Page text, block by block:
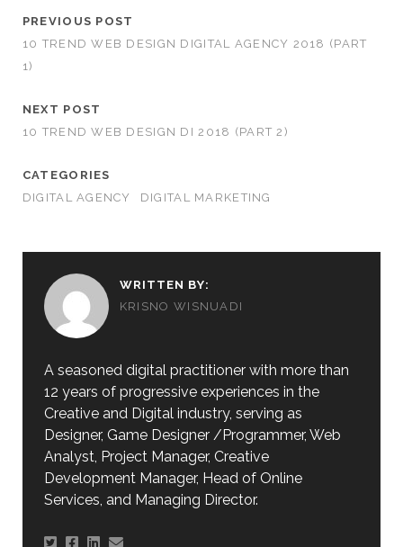
PREVIOUS POST
10 TREND WEB DESIGN DIGITAL AGENCY 2018 (PART
1)
NEXT POST
10 TREND WEB DESIGN DI 2018 (PART 2)
CATEGORIES
DIGITAL AGENCY
DIGITAL MARKETING
WRITTEN BY:
KRISNO WISNUADI
A seasoned digital practitioner with more than
12 years of progressive experiences in the
Creative and Digital industry, serving as
Designer, Game Designer /Programmer, Web
Analyst, Project Manager, Creative
Development Manager, Head of Online
Services, and Managing Director.